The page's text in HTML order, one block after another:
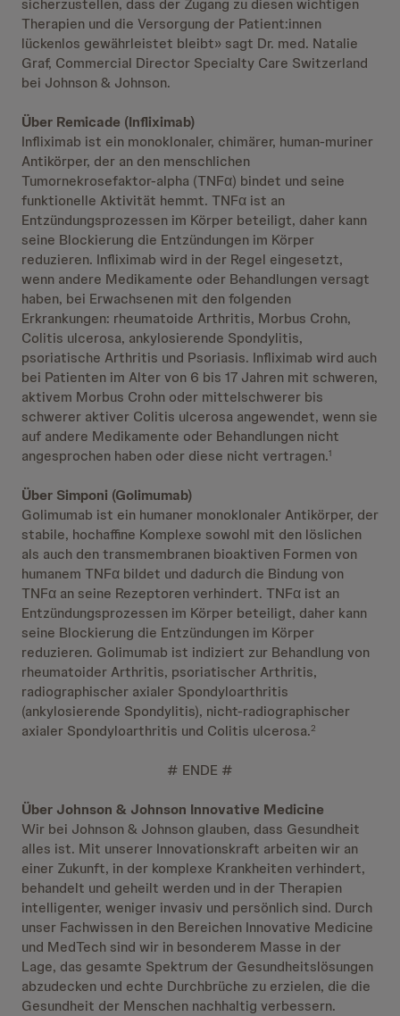
sicherzustellen, dass der Zugang zu diesen wichtigen
Therapien und die Versorgung der Patient:innen
lückenlos gewährleistet bleibt» sagt Dr. med. Natalie
Graf, Commercial Director Specialty Care Switzerland
bei Johnson & Johnson.
Über Remicade (Infliximab)
Infliximab ist ein monoklonaler, chimärer, human-muriner
Antikörper, der an den menschlichen
Tumornekrosefaktor-alpha (TNFα) bindet und seine
funktionelle Aktivität hemmt. TNFα ist an
Entzündungsprozessen im Körper beteiligt, daher kann
seine Blockierung die Entzündungen im Körper
reduzieren. Infliximab wird in der Regel eingesetzt,
wenn andere Medikamente oder Behandlungen versagt
haben, bei Erwachsenen mit den folgenden
Erkrankungen: rheumatoide Arthritis, Morbus Crohn,
Colitis ulcerosa, ankylosierende Spondylitis,
psoriatische Arthritis und Psoriasis. Infliximab wird auch
bei Patienten im Alter von 6 bis 17 Jahren mit schweren,
aktivem Morbus Crohn oder mittelschwerer bis
schwerer aktiver Colitis ulcerosa angewendet, wenn sie
auf andere Medikamente oder Behandlungen nicht
angesprochen haben oder diese nicht vertragen.1
Über Simponi (Golimumab)
Golimumab ist ein humaner monoklonaler Antikörper, der
stabile, hochaffine Komplexe sowohl mit den löslichen
als auch den transmembranen bioaktiven Formen von
humanem TNFα bildet und dadurch die Bindung von
TNFα an seine Rezeptoren verhindert. TNFα ist an
Entzündungsprozessen im Körper beteiligt, daher kann
seine Blockierung die Entzündungen im Körper
reduzieren. Golimumab ist indiziert zur Behandlung von
rheumatoider Arthritis, psoriatischer Arthritis,
radiographischer axialer Spondyloarthritis
(ankylosierende Spondylitis), nicht-radiographischer
axialer Spondyloarthritis und Colitis ulcerosa.2
# ENDE #
Über Johnson & Johnson Innovative Medicine
Wir bei Johnson & Johnson glauben, dass Gesundheit
alles ist. Mit unserer Innovationskraft arbeiten wir an
einer Zukunft, in der komplexe Krankheiten verhindert,
behandelt und geheilt werden und in der Therapien
intelligenter, weniger invasiv und persönlich sind. Durch
unser Fachwissen in den Bereichen Innovative Medicine
und MedTech sind wir in besonderem Masse in der
Lage, das gesamte Spektrum der Gesundheitslösungen
abzudecken und echte Durchbrüche zu erzielen, die die
Gesundheit der Menschen nachhaltig verbessern.